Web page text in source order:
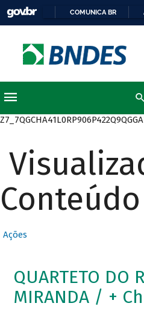
COMUNICA BR
Ações
QUARTETO DO
MIRANDA / +